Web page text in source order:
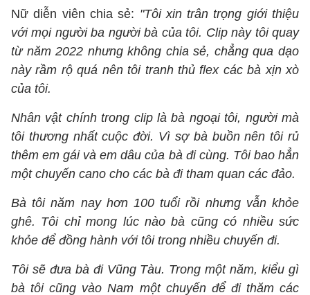
Nữ diễn viên chia sẻ: "Tôi xin trân trọng giới thiệu
với mọi người ba người bà của tôi. Clip này tôi quay
từ năm 2022 nhưng không chia sẻ, chẳng qua dạo
này rầm rộ quá nên tôi tranh thủ flex các bà xịn xò
của tôi.
Nhân vật chính trong clip là bà ngoại tôi, người mà
tôi thương nhất cuộc đời. Vì sợ bà buồn nên tôi rủ
thêm em gái và em dâu của bà đi cùng. Tôi bao hẳn
một chuyến cano cho các bà đi tham quan các đảo.
Bà tôi năm nay hơn 100 tuổi rồi nhưng vẫn khỏe
ghê. Tôi chỉ mong lúc nào bà cũng có nhiều sức
khỏe để đồng hành với tôi trong nhiều chuyến đi.
Tôi sẽ đưa bà đi Vũng Tàu. Trong một năm, kiểu gì
bà tôi cũng vào Nam một chuyến để đi thăm các